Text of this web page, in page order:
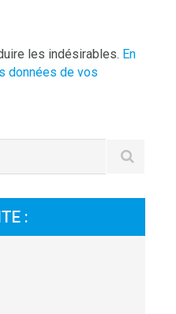
les indésirables. En
données de vos
: